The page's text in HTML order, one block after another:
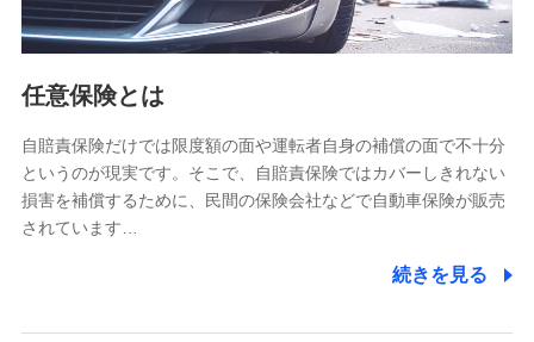
報。例として、dポイントカード番号、性別、年齢、家族
構成、住所、dポイント残高、dポイント利用履歴などが
含まれます。
当社又は株式会社NTTドコモが提供する各種サービスな
又は株式会社NTTドコモが提供する各種サービスのご契
約状態・ご利用履歴インターネット利用時の行動に関す
る情報、アプリケーション利用時の行動に関する情報、
購入されたサービスや商品の名称・購入場所・決済に関
する情報、アンケートの回答に関する情報などが含まれ
任意保険とは
自賠責保険だけでは限度額の面や運転者自身の補償の面で不十分
というのが現実です。そこで、自賠責保険ではカバーしきれない
損害を補償するために、民間の保険会社などで自動車保険が販売
されています…
続きを見る